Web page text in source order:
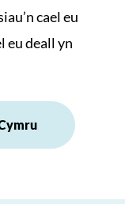
cael eu
eu deall yn